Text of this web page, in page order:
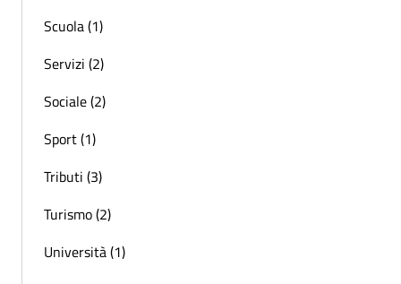
Scuola (1)
Servizi (2)
Sociale (2)
Sport (1)
Tributi (3)
Turismo (2)
Università (1)